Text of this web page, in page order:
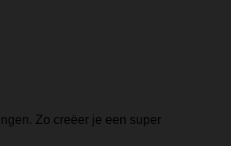
Zo creëer je een super